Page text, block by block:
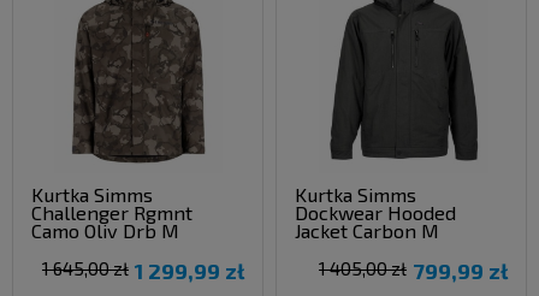
Kurtka Simms
Challenger Rgmnt
Camo Oliv Drb M
1 299,99 zł
1 645,00 zł
Kurtka Simms
Dockwear Hooded
Jacket Carbon M
799,99 zł
1 405,00 zł